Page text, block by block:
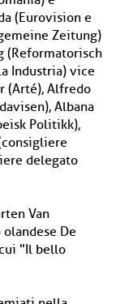
(Eurovision e
Zeitung)
(Reformatorisch
Industria) vice
(Arté), Alfredo
Albana
Politikk),
delegato
Van
De
"Il bello